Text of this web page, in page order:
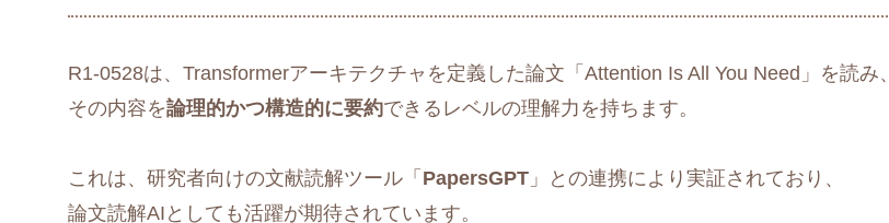
R1-0528は、Transformerアーキテクチャを定義した論文「Attention Is All You Need」を読み、
その内容を論理的かつ構造的に要約できるレベルの理解力を持ちます。
これは、研究者向けの文献読解ツール「 PapersGPT」との連携により実証されており、
論文読解AIとしても活躍が期待されています。